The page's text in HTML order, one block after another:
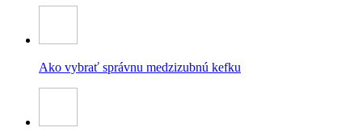
Ako vybrať správnu medzizubnú kefku